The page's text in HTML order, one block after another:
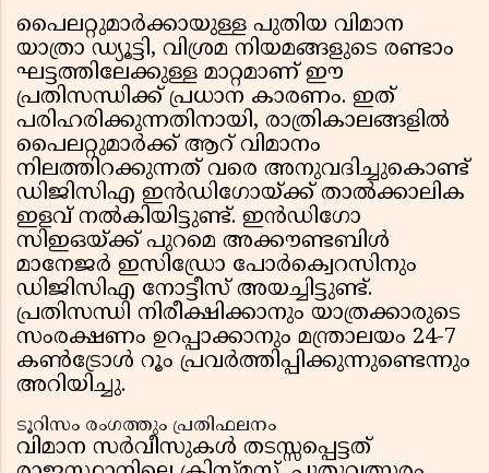
പൈലറ്റുമാർക്കായുള്ള പുതിയ വിമാന
യാത്രാ ഡ്യൂട്ടി, വിശ്രമ നിയമങ്ങളുടെ രണ്ടാം
ഘട്ടത്തിലേക്കുള്ള മാറ്റമാണ് ഈ
പ്രതിസന്ധിക്ക് പ്രധാന കാരണം. ഇത്
പരിഹരിക്കുന്നതിനായി, രാത്രികാലങ്ങളിൽ
പൈലറ്റുമാർക്ക് ആറ് വിമാനം
നിലത്തിറക്കുന്നത് വരെ അനുവദിച്ചുകൊണ്ട്
ഡിജിസിഎ ഇൻഡിഗോയ്ക്ക് താൽക്കാലിക
ഇളവ് നൽകിയിട്ടുണ്ട്. ഇൻഡിഗോ
സിഇഒയ്ക്ക് പുറമെ അക്കൗണ്ടബിൾ
മാനേജർ ഇസിഡ്രോ പോർക്വെറസിനും
ഡിജിസിഎ നോട്ടീസ് അയച്ചിട്ടുണ്ട്.
പ്രതിസന്ധി നിരീക്ഷിക്കാനും യാത്രക്കാരുടെ
സംരക്ഷണം ഉറപ്പാക്കാനും മന്ത്രാലയം 24-7
കൺട്രോൾ റൂം പ്രവർത്തിപ്പിക്കുന്നുണ്ടെന്നും
അറിയിച്ചു.
ടൂറിസം രംഗത്തും പ്രതിഫലനം
വിമാന സർവീസുകൾ തടസ്സപ്പെട്ടത്